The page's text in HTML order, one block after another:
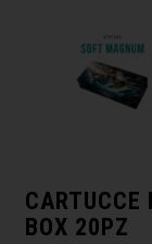
CARTUCCE
BOX 20PZ